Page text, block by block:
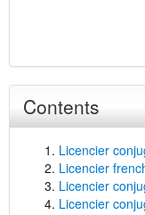
Contents
Licencier
Licencier
Licencier
Licencier